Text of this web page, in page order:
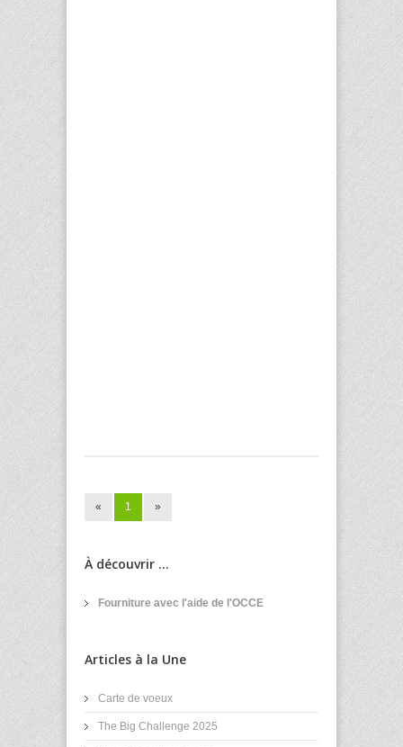
« 1 »
À découvrir ...
Fourniture avec l'aide de l'OCCE
Articles à la Une
Carte de voeux
The Big Challenge 2025